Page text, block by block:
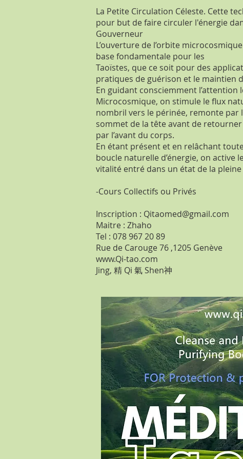
La Petite Circulation Céleste. Cette
pour but de faire circuler l'énergie
Gouverneur
L’ouverture de l’orbite
base fondamentale pour les
Taoïstes, que ce soit pour des
pratiques de guérison et le maintien
En guidant consciemment l’attention
Microcosmique, on stimule le flux
nombril vers le périnée, remonte par
sommet de la tête avant de
par l’avant du corps.
En étant présent et en relâchant
boucle naturelle d’énergie, on active
vitalité entré dans un état de la pleine
-Cours Collectifs ou Privés
Inscription : Qitaomed@gmail.com
Maitre : Zhaho
Tel : 078 967 20 89
Rue de Carouge 76 ,1205 Genève
www.Qi-tao.com
Jing, 精 Qi 氣 Shen神